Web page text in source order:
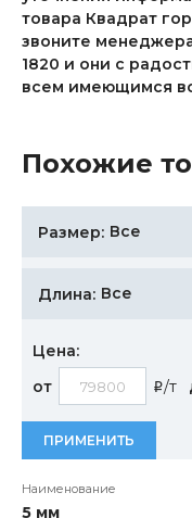
товара Квадрат
звоните
1820 и они с
всем имеющимся
Похожие
Размер: Все
Длина: Все
Цена:
от
i/т
ПРИМЕНИТЬ
5 мм